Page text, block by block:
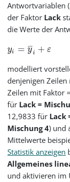
Antwortvariablen
der Faktor Lack
die Werte der
yi = y
–
i + ε
modelliert
denjenigen
Zeilen mit Faktor
für Lack =
12,9833 für Lack
Mischung 4) und
Mittelwerte
Statistik anzeigen
Allgemeines
und aktivieren im